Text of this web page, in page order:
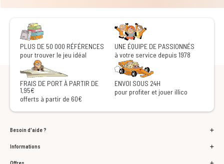
PLUS DE 50 000 RÉFÉRENCES
pour trouver le jeu idéal
UNE ÉQUIPE DE PASSIONNÉS
à votre service depuis 1978
FRAIS DE PORT À PARTIR DE
1,95€
offerts à partir de 60€
ENVOI SOUS 24H
pour profiter et jouer illico
Besoin d'aide ?
Informations